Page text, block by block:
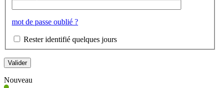
mot de passe oublié ?
Rester identifié quelques jours
Nouveau